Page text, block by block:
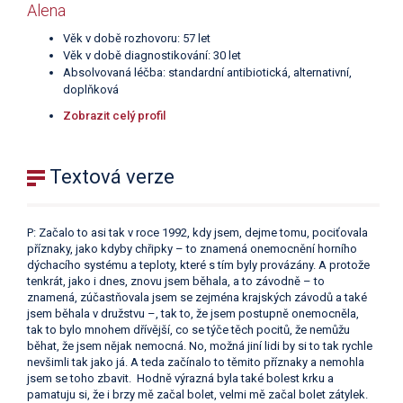
Alena
Věk v době rozhovoru: 57 let
Věk v době diagnostikování: 30 let
Absolvovaná léčba: standardní antibiotická, alternativní,
doplňková
Zobrazit celý profil
Textová verze
P: Začalo to asi tak v roce 1992, kdy jsem, dejme tomu, pociťovala
příznaky, jako kdyby chřipky – to znamená onemocnění horního
dýchacího systému a teploty, které s tím byly provázány. A protože
tenkrát, jako i dnes, znovu jsem běhala, a to závodně – to
znamená, zúčastňovala jsem se zejména krajských závodů a také
jsem běhala v družstvu –, tak to, že jsem postupně onemocněla,
tak to bylo mnohem dřívější, co se týče těch pocitů, že nemůžu
běhat, že jsem nějak nemocná. No, možná jiní lidi by si to tak rychle
nevšimli tak jako já. A teda začínalo to těmito příznaky a nemohla
jsem se toho zbavit. Hodně výrazná byla také bolest krku a
pamatuju si, že i brzy mě začal bolet, velmi mě začal bolet zátylek.